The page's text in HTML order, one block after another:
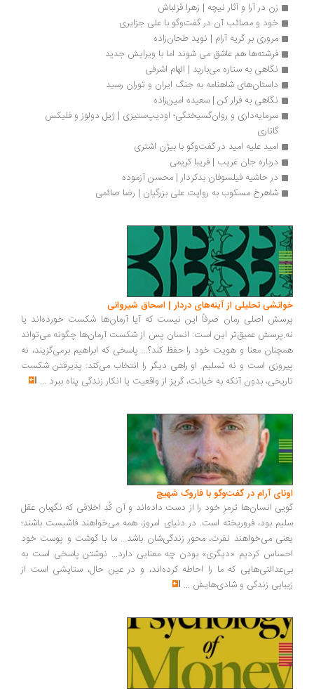
زن در آرا و آثار نیچه | زهرا قزلباش
خود و مصائب آن در گفت‌وگو با علی جزایری
مروری بر گریه آرام | نوید طحان‌زاده
فرشته‌ها هم عاشق می شوند اما با ویرایش جدید
نگاهی به ستاره می‌بارید | الهام اشرفی
داستان‌های شاهنامه به جنگ ایران و توران رسید
نگاهی به فرار کن | سعیده امین‌زاده
سرمایه‌داری و روان‌گسیختگی؛ اودیپ‌ستیزی | ژیل دولوز و فلیکس
امید علیه امید در گفت‌وگو با بیژن اشتری
درباره جان غریب | فریبا کریمی
در حاشیه فیلسوفان بدکردار | محسن آزموده
شاهرخ مسکوب به روایت علی بزرگیان | رضا صائمی
تحلیلی از آینه‌های دردار | اسحاق شیروانی
اصلی رمان صرفاً این نیست که آیا آرمان‌ها شکست خورده‌اند یا
عمیق‌تر این است: انسان پس از شکست آرمان‌ها چگونه می‌تواند
معنا و هویت خود را حفظ کند؟... پاسخی که ابراهیم برمی‌گزیند، نه
است و نه تسلیم. او راهی دیگر را انتخاب می‌کند: پذیرفتن شکست
بدون آنکه به خیانت، گریز از واقعیت یا انکار زندگی پناه ببرد...
آرام در گفت‌وگو با فاروک شهیچ‭
انسان‌ها ترمزِ خود را از دست داده‌اند و آن کُدِ اخلاقی که نگهبان عقل
بود، فروریخته است. در دنیای امروز، همه می‌خواهند فاشیست باشند؛
می‌خواهند نفرت، محورِ زندگی‌شان باشد... ما با گوشت و پوست خود
کردیم «دیگری» بودن چه معنایی دارد... نوشتن پاسخی است به
که ما را احاطه کرده‌اند، و در عین حال، ستایشی است از
زندگی و شادی‌هایش...